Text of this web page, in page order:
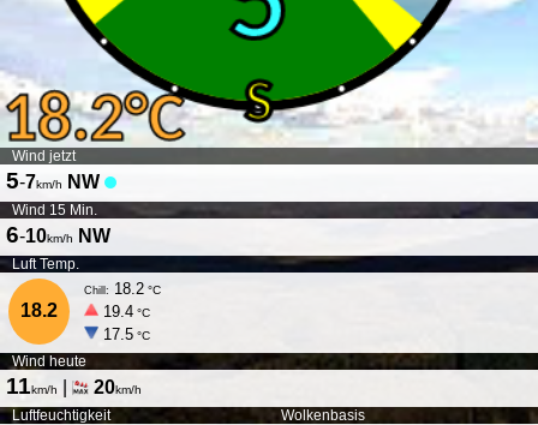
Wind jetzt
5-7km/h NW
Wind 15 Min.
6-10km/h NW
Luft Temp.
18.2
Chill: 18.2 °C
19.4 °C
17.5 °C
Wind heute
11km/h 20km/h
Luftfeuchtigkeit Wolkenbasis